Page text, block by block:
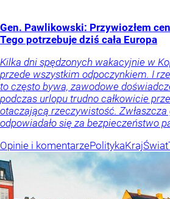
Gen. Pawlikowski: Przywiozłem
Tego potrzebuje dziś cała Europa
Kilka dni spędzonych wakacyjnie w
przede wszystkim odpoczynkiem. I
to często bywa, zawodowe
podczas urlopu trudno całkowicie
otaczającą rzeczywistość.
odpowiadało się za bezpieczeństwo
Opinie i komentarzePolitykaKrajŚwiat